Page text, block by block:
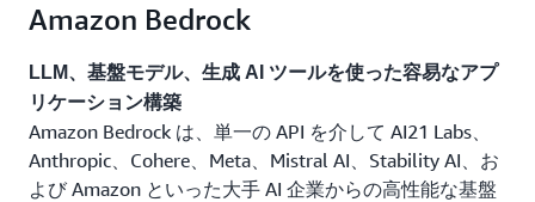
Amazon Bedrock
LLM、基盤モデル、生成 AI ツールを使った容易なアプ
リケーション構築
Amazon Bedrock は、単一の API を介して AI21 Labs、
Anthropic、Cohere、Meta、Mistral AI、Stability AI、お
よび Amazon といった大手 AI 企業からの高性能な基盤